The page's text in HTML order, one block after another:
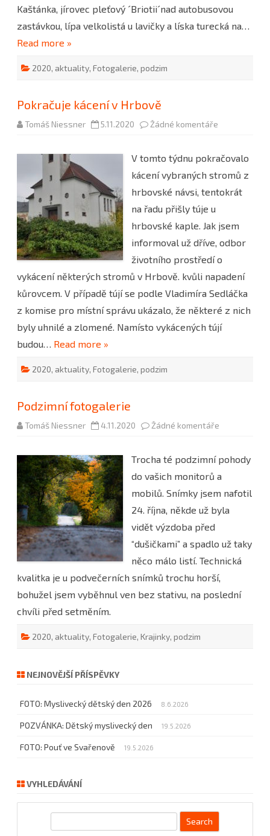
Kaštánka, jírovec pleťový ´Briotii´nad autobusovou
zastávkou, lípa velkolistá u lavičky a líska turecká na…
Read more »
2020, aktuality, Fotogalerie, podzim
Pokračuje kácení v Hrbově
Tomáš Niessner 5.11.2020 Žádné komentáře
Pokračuje
kácení
v
Hrbově
V tomto týdnu pokračovalo
kácení vybraných stromů z
hrbovské návsi, tentokrát
na řadu přišly túje u
hrbovské kaple. Jak jsem
informoval už dříve, odbor
životního prostředí o
vykácení některých stromů v Hrbově. kvůli napadení
kůrovcem. V případě tújí se podle Vladimíra Sedláčka
z komise pro místní správu ukázalo, že některé z nich
byly uhnilé a zlomené. Namísto vykácených tújí
budou… Read more »
2020, aktuality, Fotogalerie, podzim
Podzimní fotogalerie
Tomáš Niessner 4.11.2020 Žádné komentáře
Podzimní
fotogalerie
Trocha té podzimní pohody
do vašich monitorů a
mobilů. Snímky jsem nafotil
24. října, někde už byla
vidět výzdoba před
“dušičkami” a spadlo už taky
něco málo listí. Technická
kvalitka je u podvečerních snímků trochu horší,
bohužel jsem vyběhnul ven bez stativu, na poslední
chvíli před setměním.
2020, aktuality, Fotogalerie, Krajinky, podzim
NEJNOVĚJŠÍ PŘÍSPĚVKY
FOTO: Myslivecký dětský den 2026 8.6.2026
POZVÁNKA: Dětský myslivecký den 19.5.2026
FOTO: Pouť ve Svařenově 19.5.2026
VYHLEDÁVÁNÍ